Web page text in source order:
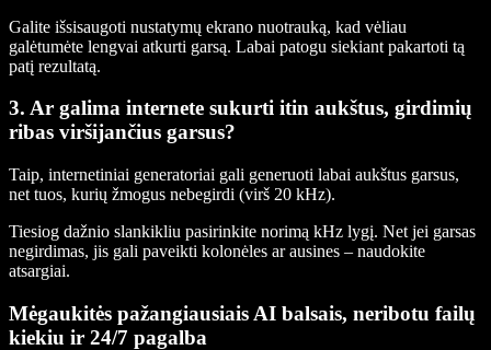
Galite išsisaugoti nustatymų ekrano nuotrauką, kad vėliau
galėtumėte lengvai atkurti garsą. Labai patogu siekiant pakartoti tą
patį rezultatą.
3. Ar galima internete sukurti itin aukštus, girdimių
ribas viršijančius garsus?
Taip, internetiniai generatoriai gali generuoti labai aukštus garsus,
net tuos, kurių žmogus nebegirdi (virš 20 kHz).
Tiesiog dažnio slankikliu pasirinkite norimą kHz lygį. Net jei garsas
negirdimas, jis gali paveikti kolonėles ar ausines – naudokite
atsargiai.
Mėgaukitės pažangiausiais AI balsais, neribotu failų
kiekiu ir 24/7 pagalba